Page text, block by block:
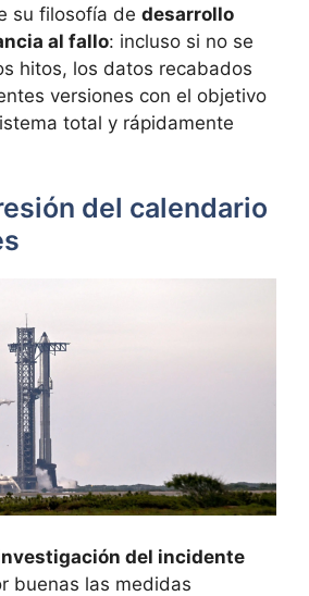
su filosofía de desarrollo
al fallo: incluso si no se
hitos, los datos recabados
versiones con el objetivo
total y rápidamente
del calendario
del incidente
buenas las medidas